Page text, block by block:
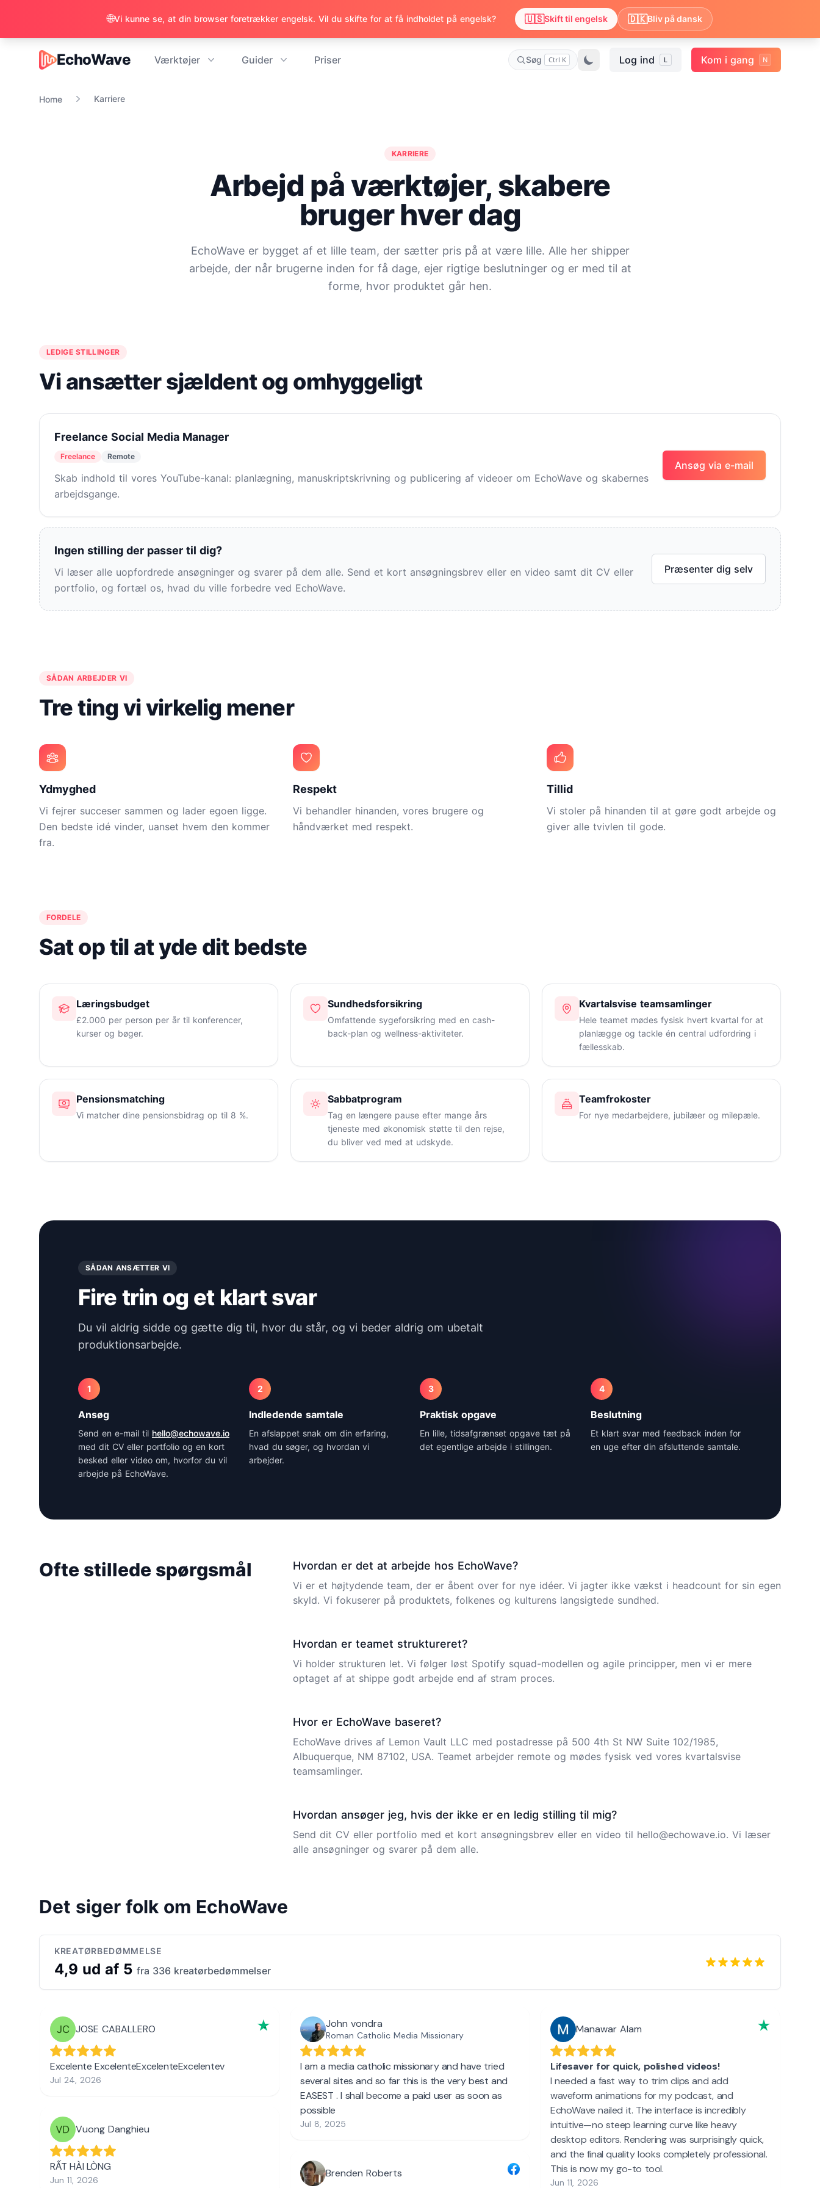
EchoWave
EchoWave Værktøjer Guider Priser Søg Ctrl K Log ind L Kom i gang N
Home Karriere
KARRIERE
Arbejd på værktøjer, skabere
bruger hver dag
EchoWave er bygget af et lille team, der sætter pris på at være lille. Alle her shipper
arbejde, der når brugerne inden for få dage, ejer rigtige beslutninger og er med til at
forme, hvor produktet går hen.
LEDIGE STILLINGER
Vi ansætter sjældent og omhyggeligt
Freelance Social Media Manager
Freelance Remote
Skab indhold til vores YouTube-kanal: planlægning, manuskriptskrivning og publicering af videoer om EchoWave og skabernes
arbejdsgange.
Ansøg via e-mail
Ingen stilling der passer til dig?
Vi læser alle uopfordrede ansøgninger og svarer på dem alle. Send et kort ansøgningsbrev eller en video samt dit CV eller
portfolio, og fortæl os, hvad du ville forbedre ved EchoWave.
Præsenter dig selv
SÅDAN ARBEJDER VI
Tre ting vi virkelig mener
Ydmyghed
Vi fejrer succeser sammen og lader egoen ligge.
Den bedste idé vinder, uanset hvem den kommer
fra.
Respekt
Vi behandler hinanden, vores brugere og
håndværket med respekt.
Tillid
Vi stoler på hinanden til at gøre godt arbejde og
giver alle tvivlen til gode.
FORDELE
Sat op til at yde dit bedste
Læringsbudget
£2.000 per person per år til konferencer,
kurser og bøger.
Sundhedsforsikring
Omfattende sygeforsikring med en cash-
back-plan og wellness-aktiviteter.
Kvartalsvise teamsamlinger
Hele teamet mødes fysisk hvert kvartal for at
planlægge og tackle én central udfordring i
fællesskab.
Pensionsmatching
Vi matcher dine pensionsbidrag op til 8 %.
Sabbatprogram
Tag en længere pause efter mange års
tjeneste med økonomisk støtte til den rejse,
du bliver ved med at udskyde.
Teamfrokoster
For nye medarbejdere, jubilæer og milepæle.
SÅDAN ANSÆTTER VI
Fire trin og et klart svar
Du vil aldrig sidde og gætte dig til, hvor du står, og vi beder aldrig om ubetalt
produktionsarbejde.
1
Ansøg
Send en e-mail til hello@echowave.io
med dit CV eller portfolio og en kort
besked eller video om, hvorfor du vil
arbejde på EchoWave.
2
Indledende samtale
En afslappet snak om din erfaring,
hvad du søger, og hvordan vi
arbejder.
3
Praktisk opgave
En lille, tidsafgrænset opgave tæt på
det egentlige arbejde i stillingen.
4
Beslutning
Et klart svar med feedback inden for
en uge efter din afsluttende samtale.
Ofte stillede spørgsmål Hvordan er det at arbejde hos EchoWave?
Vi er et højtydende team, der er åbent over for nye idéer. Vi jagter ikke vækst i headcount for sin egen
skyld. Vi fokuserer på produktets, folkenes og kulturens langsigtede sundhed.
Hvordan er teamet struktureret?
Vi holder strukturen let. Vi følger løst Spotify squad-modellen og agile principper, men vi er mere
optaget af at shippe godt arbejde end af stram proces.
Hvor er EchoWave baseret?
EchoWave drives af Lemon Vault LLC med postadresse på 500 4th St NW Suite 102/1985,
Albuquerque, NM 87102, USA. Teamet arbejder remote og mødes fysisk ved vores kvartalsvise
teamsamlinger.
Hvordan ansøger jeg, hvis der ikke er en ledig stilling til mig?
Send dit CV eller portfolio med et kort ansøgningsbrev eller en video til hello@echowave.io. Vi læser
alle ansøgninger og svarer på dem alle.
Det siger folk om EchoWave
KREATØRBEDØMMELSE
4,9 ud af 5 fra 336 kreatørbedømmelser
🌐Vi kunne se, at din browser foretrækker engelsk. Vil du skifte for at få indholdet på engelsk? 🇺🇸Skift til engelsk 🇩🇰Bliv på dansk